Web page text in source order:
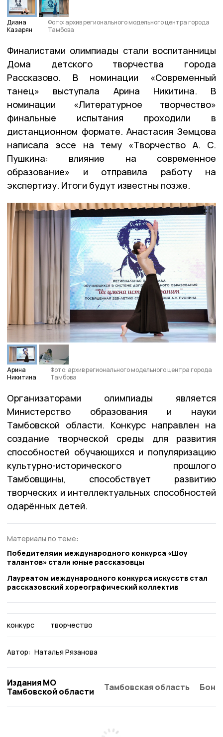
Диана
Казарян
Фото: архив регионального модельного центра города
Тамбова
Финалистами олимпиады стали воспитанницы
Дома детского творчества города
Рассказово. В номинации «Современный
танец» выступала Арина Никитина. В
номинации «Литературное творчество»
финальные испытания проходили в
дистанционном формате. Анастасия Земцова
написала эссе на тему «Творчество А. С.
Пушкина: влияние на современное
образование» и отправила работу на
экспертизу. Итоги будут известны позже.
Арина
Никитина
Фото: архив регионального модельного центра города
Тамбова
Организаторами олимпиады является
Министерство образования и науки
Тамбовской области. Конкурс направлен на
создание творческой среды для развития
способностей обучающихся и популяризацию
культурно-исторического прошлого
Тамбовщины, способствует развитию
творческих и интеллектуальных способностей
одарённых детей.
Материалы по теме:
Победителями международного конкурса «Шоу
талантов» стали юные рассказовцы
Лауреатом международного конкурса искусств стал
рассказовский хореографический коллектив
конкурс творчество
Автор: Наталья Рязанова
Издания МО
Тамбовской области
Тамбовская область